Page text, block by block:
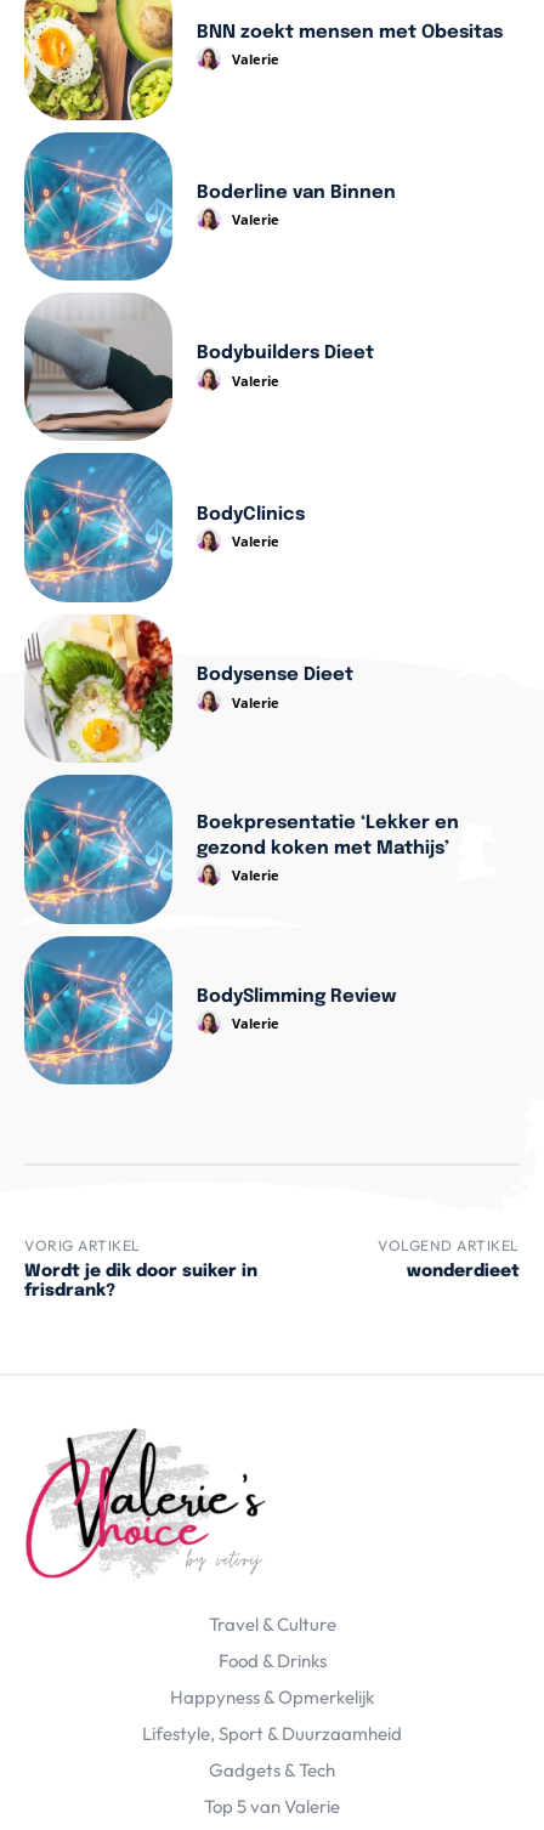
BNN zoekt mensen met Obesitas
Valerie
Boderline van Binnen
Valerie
Bodybuilders Dieet
Valerie
BodyClinics
Valerie
Bodysense Dieet
Valerie
Boekpresentatie ‘Lekker en
gezond koken met Mathijs’
Valerie
BodySlimming Review
Valerie
VORIG ARTIKEL
Wordt je dik door suiker in
frisdrank?
VOLGEND ARTIKEL
wonderdieet
Travel & Culture
Food & Drinks
Happyness & Opmerkelijk
Lifestyle, Sport & Duurzaamheid
Gadgets & Tech
Top 5 van Valerie